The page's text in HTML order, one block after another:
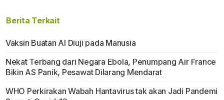
Berita Terkait
Vaksin Buatan Al Diuji pada Manusia
Nekat Terbang dari Negara Ebola, Penumpang Air France
Bikin AS Panik, Pesawat Dilarang Mendarat
WHO Perkirakan Wabah Hantavirus tak akan Jadi Pandemi